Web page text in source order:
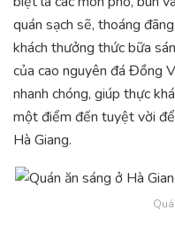
quán sạch sẽ, thoáng
khách thưởng thức bữa
của cao nguyên đá Đồng
nhanh chóng, giúp thực
một điểm đến tuyệt vời
Hà Giang.